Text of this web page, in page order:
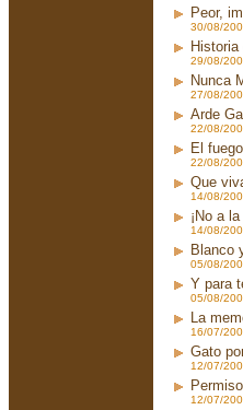
Peor,
30/08/
29/08/
Nunca
27/08/
Arde
22/08/
El
22/08/
Que
14/08/
¡No a
14/08/
Blanco
05/08/
Y para
05/08/
La
16/07/
Gato
12/07/
12/07/